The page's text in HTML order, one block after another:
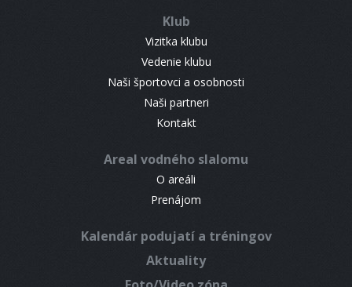
Klub
Vizitka klubu
Vedenie klubu
Naši športovci a osobnosti
Naši partneri
Kontakt
Areal vodného slalomu
O areáli
Prenájom
Kalendár podujatí a tréningov
Aktuality
CONTACT